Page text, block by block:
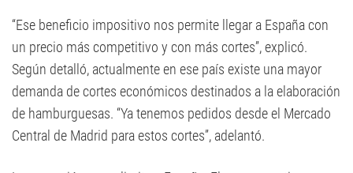
“Ese beneficio impositivo nos permite llegar a España con
un precio más competitivo y con más cortes”, explicó.
Según detalló, actualmente en ese país existe una mayor
demanda de cortes económicos destinados a la elaboración
de hamburguesas. “Ya tenemos pedidos desde el Mercado
Central de Madrid para estos cortes”, adelantó.